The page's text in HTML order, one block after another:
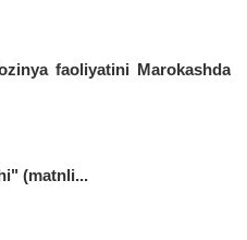
faoliyatini Marokashda
(matnli...